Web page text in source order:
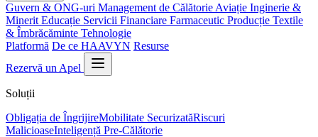
Guvern & ONG-uri Management de Călătorie Aviație Inginerie &
Minerit Educație Servicii Financiare Farmaceutic Producție Textile
& Îmbrăcăminte Tehnologie
Platformă De ce HAAVYN Resurse
Rezervă un Apel
Soluții
Obligația de ÎngrijireMobilitate SecurizatăRiscuri
MalicioaseInteligență Pre-Călătorie